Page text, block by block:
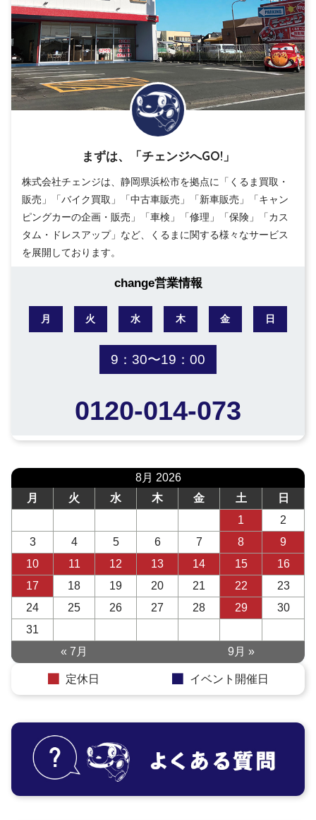
まずは、「チェンジへGO!」
株式会社チェンジは、静岡県浜松市を拠点に「くるま買取・
販売」「バイク買取」「中古車販売」「新車販売」「キャン
ピングカーの企画・販売」「車検」「修理」「保険」「カス
タム・ドレスアップ」など、くるまに関する様々なサービス
を展開しております。
change営業情報
月 火 水 木 金 日
9：30〜19：00
0120-014-073
8月 2026
月
火 水 木 金 土
日
1
2
3
4 5 6 7 8
9
10
11 12 13 14 15
16
17
18 19 20 21 22
23
24
25 26 27 28 29
30
31
« 7月
9月 »
定休日 イベント開催日